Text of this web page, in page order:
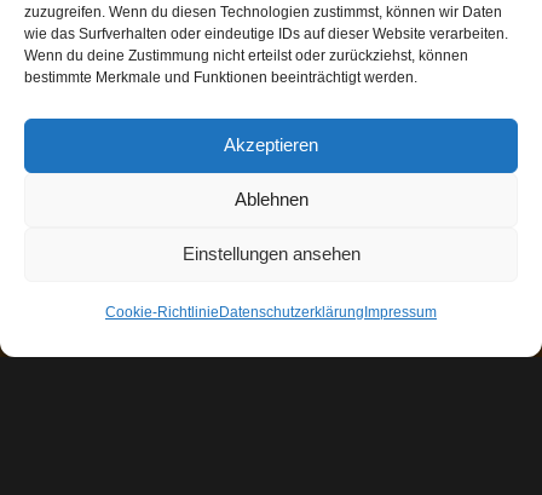
zuzugreifen. Wenn du diesen Technologien zustimmst, können wir Daten
wie das Surfverhalten oder eindeutige IDs auf dieser Website verarbeiten.
Wenn du deine Zustimmung nicht erteilst oder zurückziehst, können
bestimmte Merkmale und Funktionen beeinträchtigt werden.
Akzeptieren
Ablehnen
Einstellungen ansehen
Cookie-RichtlinieDatenschutzerklärungImpressum
„Der ist kein Narr, der aufgibt, was er
nicht behalten kann, damit er gewinnt,
(Jim Elliott)